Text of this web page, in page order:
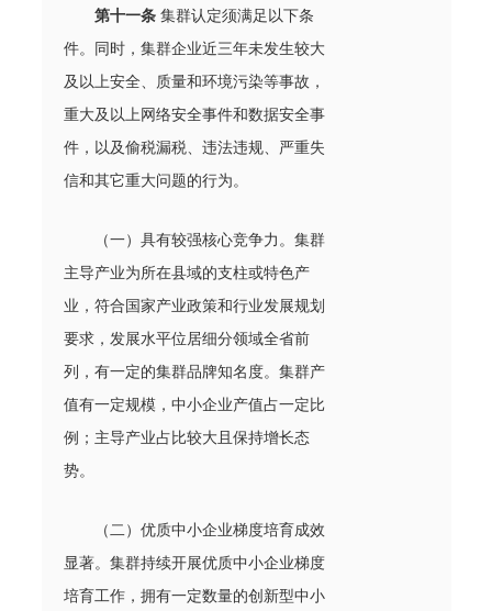
第十一条集群认定须满足以下条
件。同时，集群企业近三年未发生较大
及以上安全、质量和环境污染等事故，
重大及以上网络安全事件和数据安全事
件，以及偷税漏税、违法违规、严重失
信和其它重大问题的行为。
（一）具有较强核心竞争力。集群
主导产业为所在县域的支柱或特色产
业，符合国家产业政策和行业发展规划
要求，发展水平位居细分领域全省前
列，有一定的集群品牌知名度。集群产
值有一定规模，中小企业产值占一定比
例；主导产业占比较大且保持增长态
势。
（二）优质中小企业梯度培育成效
显著。集群持续开展优质中小企业梯度
培育工作，拥有一定数量的创新型中小